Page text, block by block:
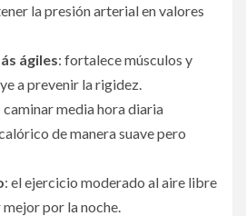
la presión arterial en valores
ágiles: fortalece músculos y
a prevenir la rigidez.
caminar media hora diaria
de manera suave pero
: el ejercicio moderado al aire libre
por la noche.